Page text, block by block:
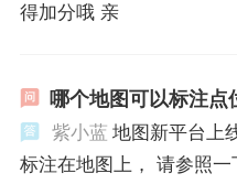
得加分哦 亲
哪个地图可以标注点
紫小蓝 地图新平台上
标注在地图上， 请参照一